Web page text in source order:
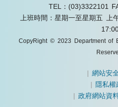
TEL：(03)3322101
上班時間：星期一至星期五
CopyRight © 2023 Department of
|網站安
| 隱私權
|政府網站資